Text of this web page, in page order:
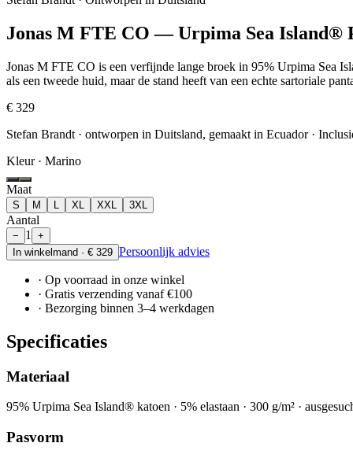
Jonas M FTE CO — Urpima Sea Island®
Jonas M FTE CO is een verfijnde lange broek in 95% Urpima Sea
als een tweede huid, maar de stand heeft van een echte sartoriale
€ 329
Stefan Brandt · ontworpen in Duitsland, gemaakt in Ecuador·
Kleur · Marino
Maat
S M XL XXL 3XL
Aantal
− 1
+
In winkelmand · € 329 Persoonlijk advies
· Op voorraad in onze winkel
· Gratis verzending vanaf €100
· Bezorging binnen 3–4 werkdagen
Specificaties
Materiaal
95% Urpima Sea Island® katoen · 5% elastaan · 300 g/m² ·
Pasvorm